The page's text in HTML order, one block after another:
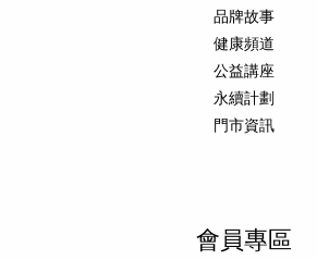
品牌故事
健康頻道
公益講座
永續計劃
門市資訊
會員專區